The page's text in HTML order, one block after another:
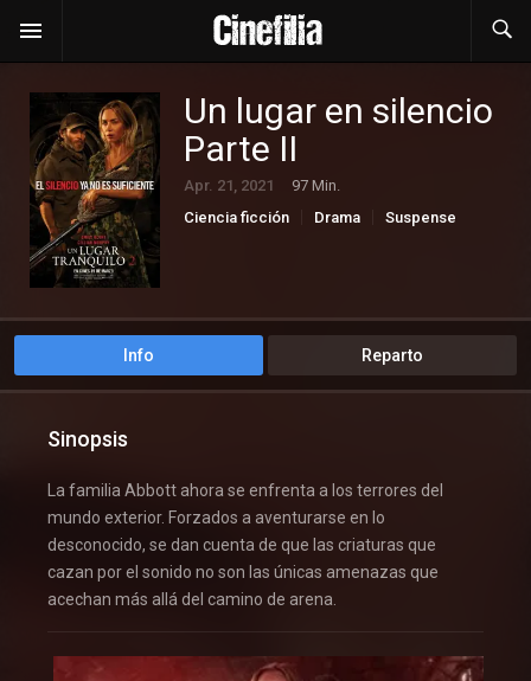
Un lugar en silencio
Parte II
Apr. 21, 2021
97 Min.
Ciencia ficción
Drama Suspense
Info Reparto
Sinopsis
La familia Abbott ahora se enfrenta a los terrores del
mundo exterior. Forzados a aventurarse en lo
desconocido, se dan cuenta de que las criaturas que
cazan por el sonido no son las únicas amenazas que
acechan más allá del camino de arena.